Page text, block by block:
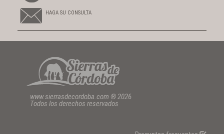
HAGA SU CONSULTA
www.sierrasdecordoba.com ® 2026
Todos los derechos reservados